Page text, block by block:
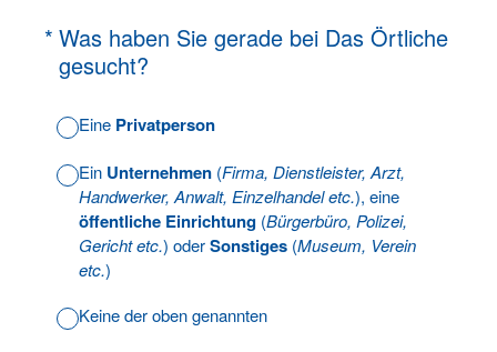
* Was haben Sie gerade bei Das Örtliche
gesucht?
(Erforderlich.)
Eine Privatperson
Ein Unternehmen (Firma, Dienstleister, Arzt,
Handwerker, Anwalt, Einzelhandel etc.), eine
öffentliche Einrichtung (Bürgerbüro, Polizei,
Gericht etc.) oderSonstiges (Museum, Verein
etc.)
Keine der oben genannten